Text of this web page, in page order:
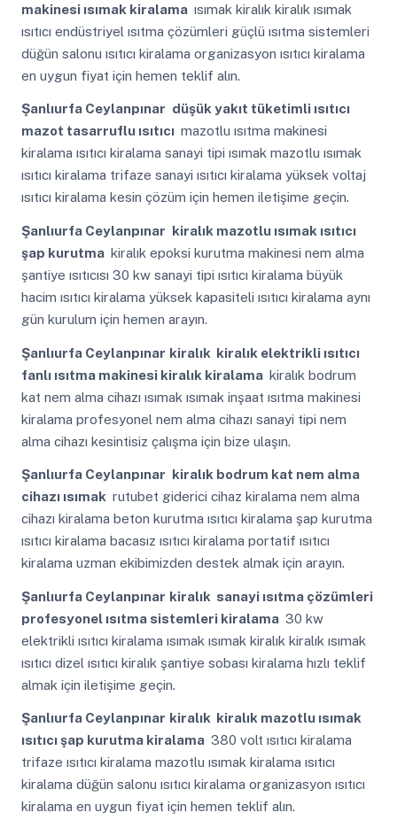
makinesi ısımak kiralama ısımak kiralık kiralık ısımak
ısıtıcı endüstriyel ısıtma çözümleri güçlü ısıtma sistemleri
düğün salonu ısıtıcı kiralama organizasyon ısıtıcı kiralama
en uygun fiyat için hemen teklif alın.
Şanlıurfa Ceylanpınar düşük yakıt tüketimli ısıtıcı
mazot tasarruflu ısıtıcı mazotlu ısıtma makinesi
kiralama ısıtıcı kiralama sanayi tipi ısımak mazotlu ısımak
ısıtıcı kiralama trifaze sanayi ısıtıcı kiralama yüksek voltaj
ısıtıcı kiralama kesin çözüm için hemen iletişime geçin.
Şanlıurfa Ceylanpınar kiralık mazotlu ısımak ısıtıcı
şap kurutma kiralık epoksi kurutma makinesi nem alma
şantiye ısıtıcısı 30 kw sanayi tipi ısıtıcı kiralama büyük
hacim ısıtıcı kiralama yüksek kapasiteli ısıtıcı kiralama aynı
gün kurulum için hemen arayın.
Şanlıurfa Ceylanpınar kiralık kiralık elektrikli ısıtıcı
fanlı ısıtma makinesi kiralık kiralama kiralık bodrum
kat nem alma cihazı ısımak ısımak inşaat ısıtma makinesi
kiralama profesyonel nem alma cihazı sanayi tipi nem
alma cihazı kesintisiz çalışma için bize ulaşın.
Şanlıurfa Ceylanpınar kiralık bodrum kat nem alma
cihazı ısımak rutubet giderici cihaz kiralama nem alma
cihazı kiralama beton kurutma ısıtıcı kiralama şap kurutma
ısıtıcı kiralama bacasız ısıtıcı kiralama portatif ısıtıcı
kiralama uzman ekibimizden destek almak için arayın.
Şanlıurfa Ceylanpınar kiralık sanayi ısıtma çözümleri
profesyonel ısıtma sistemleri kiralama 30 kw
elektrikli ısıtıcı kiralama ısımak ısımak kiralık kiralık ısımak
ısıtıcı dizel ısıtıcı kiralık şantiye sobası kiralama hızlı teklif
almak için iletişime geçin.
Şanlıurfa Ceylanpınar kiralık kiralık mazotlu ısımak
ısıtıcı şap kurutma kiralama 380 volt ısıtıcı kiralama
trifaze ısıtıcı kiralama mazotlu ısımak kiralama ısıtıcı
kiralama düğün salonu ısıtıcı kiralama organizasyon ısıtıcı
kiralama en uygun fiyat için hemen teklif alın.